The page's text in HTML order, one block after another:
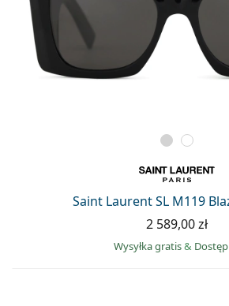
Saint Laurent SL M119
2 589,00 zł
Wysyłka gratis&